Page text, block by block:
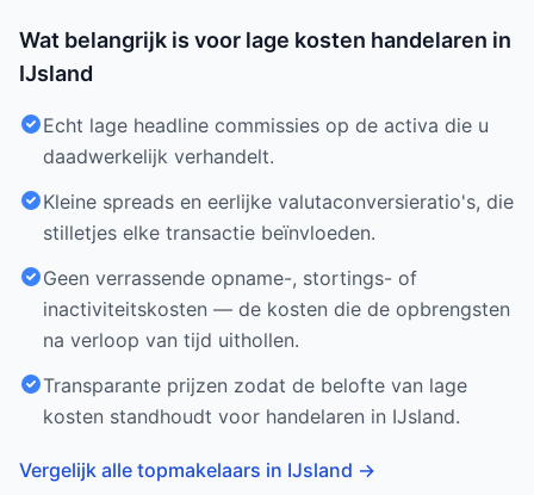
Wat belangrijk is voor lage kosten handelaren in
IJsland
Echt lage headline commissies op de activa die u
daadwerkelijk verhandelt.
Kleine spreads en eerlijke valutaconversieratio's, die
stilletjes elke transactie beïnvloeden.
Geen verrassende opname-, stortings- of
inactiviteitskosten — de kosten die de opbrengsten
na verloop van tijd uithollen.
Transparante prijzen zodat de belofte van lage
kosten standhoudt voor handelaren in IJsland.
Vergelijk alle topmakelaars in IJsland →